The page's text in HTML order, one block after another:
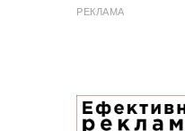
РЕКЛАМА